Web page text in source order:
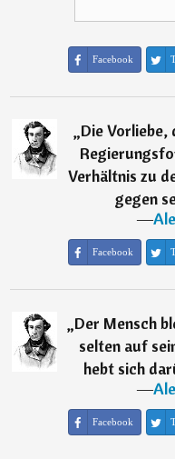
Facebook
„Die
Verhältnis zu
gegen
―
Facebook
„Der Mensch
selten auf
hebt sich
―
Facebook